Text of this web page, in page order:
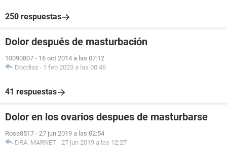
250 respuestas
Dolor después de masturbación
10090807 - 16 oct 2014 a las 07:12
Docdiaz - 1 feb 2023 a las 00:46
41 respuestas
Dolor en los ovarios despues de masturbarse
Rosa8517 - 27 jun 2019 a las 02:54
DRA. MARNET - 27 jun 2019 a las 12:27